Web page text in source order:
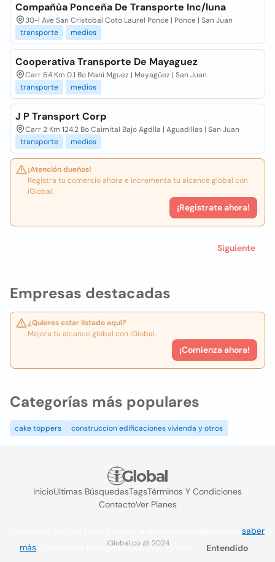
Empresas destacadas
¿Quieres estar listado aquí?
Mejora tu alcance global con iGlobal.
¡Comienza ahora!
Compañùa Ponceña De Transporte Inc/luna
30-l Ave San Cristobal Coto Laurel Ponce | Ponce | San Juan
transporte
medios
Cooperativa Transporte De Mayaguez
Carr 64 Km 0.1 Bo Mani Mguez | Mayagüez | San Juan
transporte
medios
J P Transport Corp
Carr 2 Km 124.2 Bo Caimital Bajo Agdlla | Aguadillas | San Juan
transporte
medios
¡Atención dueños!
Registra tu comercio ahora e incrementa tu alcance global con
iGlobal.
¡Registrate ahora!
Siguiente
Categorías más populares
cake toppers construccion edificaciones vivienda y otros
InicioUltimas BúsquedasTagsTérminos Y Condiciones
ContactoVer Planes
iGlobal.co @ 2024
saber
más . Si continúa navegando acepta su uso. Entendido